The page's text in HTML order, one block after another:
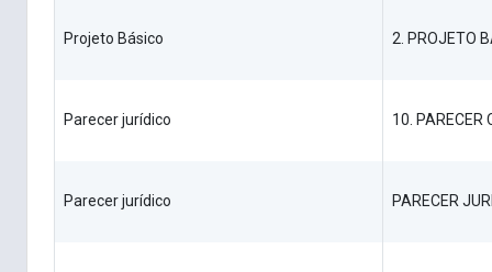
Projeto Básico 2. PROJETO
Parecer jurídico 10. PARECER
Parecer jurídico PARECER